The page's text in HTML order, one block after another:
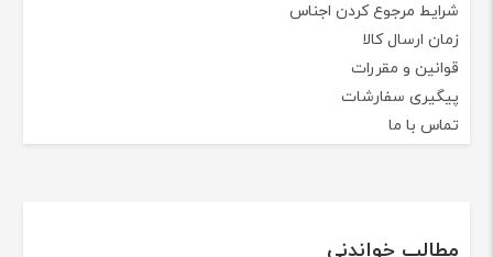
شرایط مرجوع کردن اجناس
زمان ارسال کالا
قوانین و مقررات
پیگیری سفارشات
تماس با ما
مطالب خواندنی